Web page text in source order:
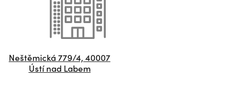
Neštěmická 779/4, 40007
Ústí nad Labem